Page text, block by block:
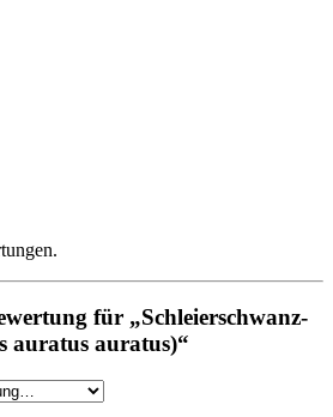
für „Schleierschwanz-
auratus auratus)“